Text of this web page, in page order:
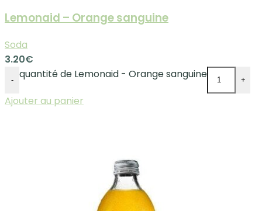
Lemonaid – Orange sanguine
Soda
3.20€
- quantité de Lemonaid - Orange sanguine +
Ajouter au panier